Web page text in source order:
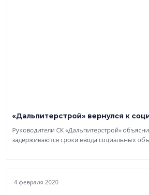
«Дальпитерстрой» вернулся к
Руководители СК «Дальпитерстрой»
задерживаются сроки ввода социальных
4 февраля 2020